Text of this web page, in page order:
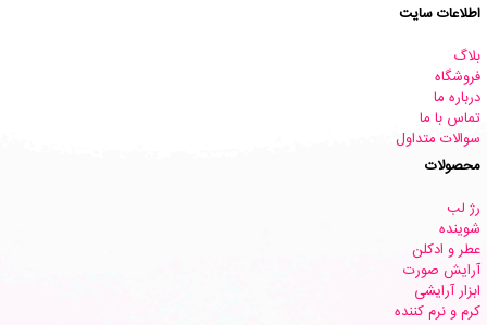
اطلاعات سایت
بلاگ
فروشگاه
درباره ما
تماس با ما
سوالات متداول
محصولات
رژ لب
شوینده
عطر و ادکلن
آرایش صورت
ابزار آرایشی
کرم و نرم کننده